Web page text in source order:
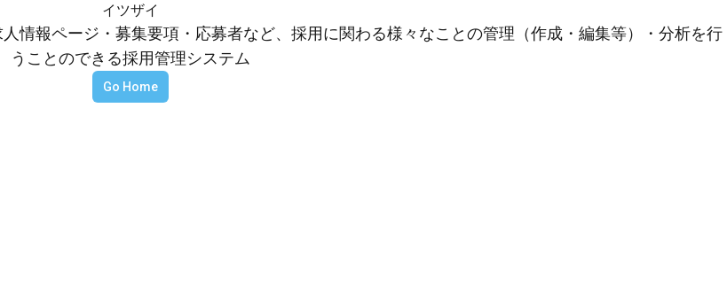
イツザイ
情報ページ・募集要項・応募者など、採用に関わる様々なことの管理（作成・編集等）・分析を行
うことのできる採用管理システム
Go Home